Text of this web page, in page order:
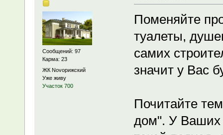
Сообщений: 97
Карма: 23
ЖК Novoрижский
Уже живу
Участок 700
Поменяйте
туалеты,
самих
значит у Вас
Почитайте
дом". У Ваших